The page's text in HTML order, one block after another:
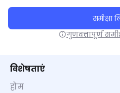
समीक्षा
गुणवत्तापूर्ण
विशेषताएं
होम